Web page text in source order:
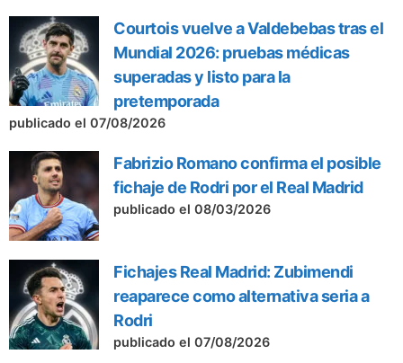
Courtois vuelve a Valdebebas tras el
Mundial 2026: pruebas médicas
superadas y listo para la
pretemporada
publicado el 07/08/2026
Fabrizio Romano confirma el posible
fichaje de Rodri por el Real Madrid
publicado el 08/03/2026
Fichajes Real Madrid: Zubimendi
reaparece como alternativa seria a
Rodri
publicado el 07/08/2026